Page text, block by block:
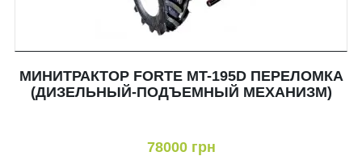
МИНИТРАКТОР FORTE MT-195D ПЕРЕЛОМКА
(ДИЗЕЛЬНЫЙ-ПОДЪЕМНЫЙ МЕХАНИЗМ)
78000 грн